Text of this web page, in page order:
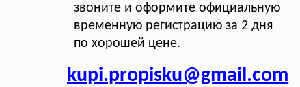
звоните и оформите официальную
временную регистрацию за 2 дня
по хорошей цене.
kupi.propisku@gmail.com